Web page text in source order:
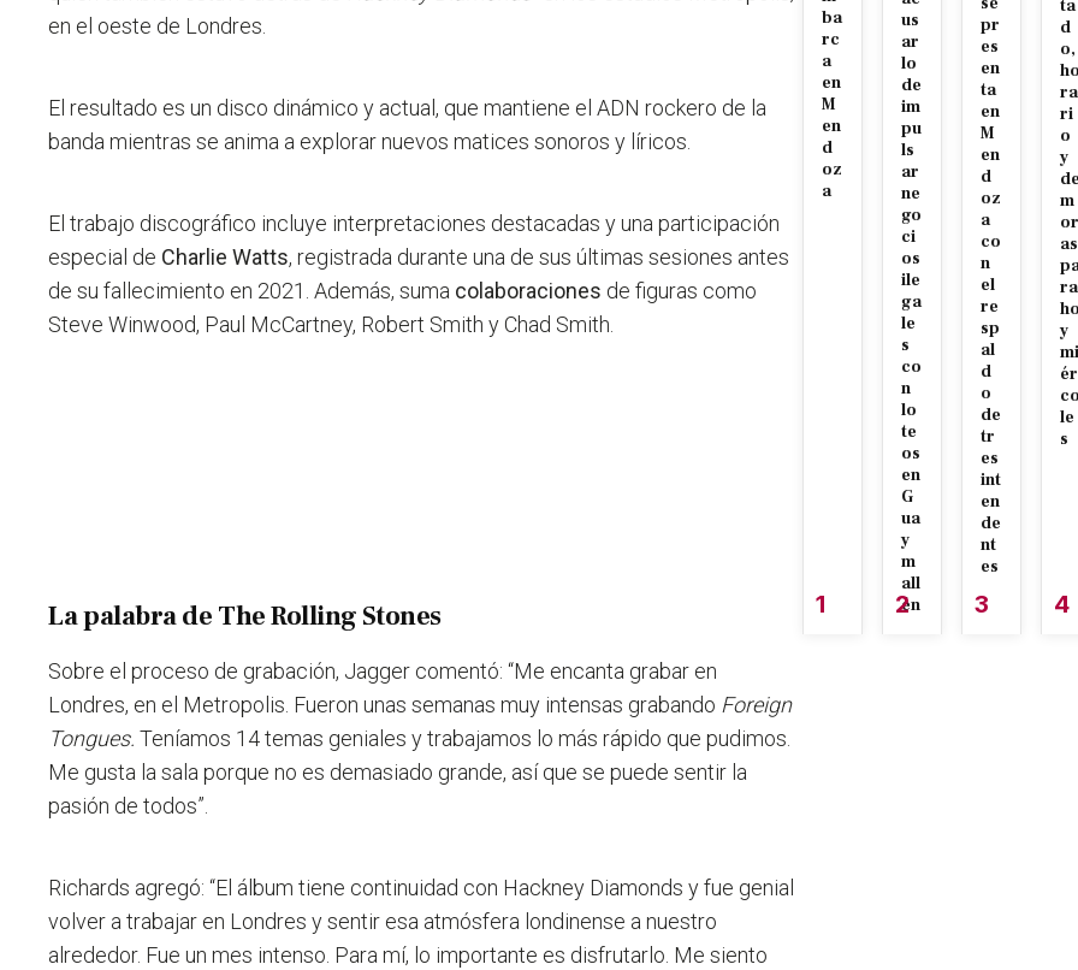
en el oeste de Londres.
El resultado es un disco dinámico y actual, que mantiene el ADN rockero de la
banda mientras se anima a explorar nuevos matices sonoros y líricos.
El trabajo discográfico incluye interpretaciones destacadas y una participación
especial de Charlie Watts, registrada durante una de sus últimas sesiones antes
de su fallecimiento en 2021. Además, suma colaboraciones de figuras como
Steve Winwood, Paul McCartney, Robert Smith y Chad Smith.
La palabra de The Rolling Stones
Sobre el proceso de grabación, Jagger comentó: “Me encanta grabar en
Londres, en el Metropolis. Fueron unas semanas muy intensas grabando Foreign
Tongues. Teníamos 14 temas geniales y trabajamos lo más rápido que pudimos.
Me gusta la sala porque no es demasiado grande, así que se puede sentir la
pasión de todos”.
Richards agregó: “El álbum tiene continuidad con Hackney Diamonds y fue genial
volver a trabajar en Londres y sentir esa atmósfera londinense a nuestro
alrededor. Fue un mes intenso. Para mí, lo importante es disfrutarlo. Me siento
ba
rc
a
en
M
en
d
oz
a
1
us
ar
lo
de
im
pu
ls
ar
ne
go
ci
os
ile
ga
le
s
co
n
lo
te
os
en
G
ua
y
m
all
én
2
pr
es
en
ta
en
M
en
d
oz
a
co
n
el
re
sp
al
d
o
de
tr
es
int
en
de
nt
es
3
ta
d
o,
ra
ri
o
y
m
or
as
ra
y
mi
ér
le
s
4